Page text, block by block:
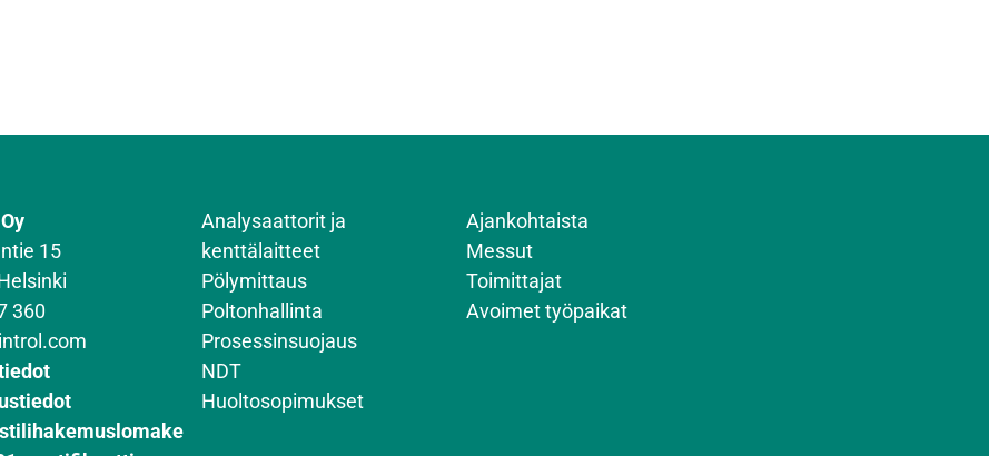
15
360
Analysaattorit ja
kenttälaitteet
Pölymittaus
Poltonhallinta
Prosessinsuojaus
NDT
Huoltosopimukset
Ajankohtaista
Messut
Toimittajat
Avoimet työpaikat